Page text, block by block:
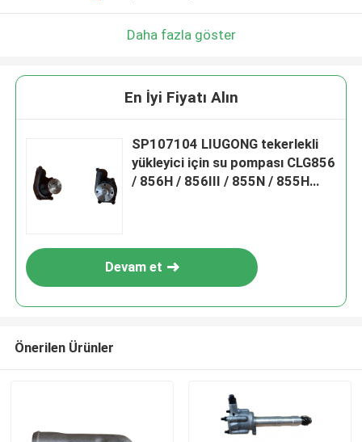
Daha fazla göster
En İyi Fiyatı Alın
SP107104 LIUGONG tekerlekli
yükleyici için su pompası CLG856
/ 856H / 856III / 855N / 855H
Devam et
Önerilen Ürünler